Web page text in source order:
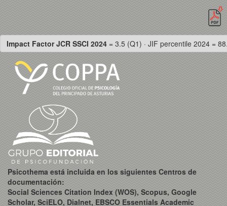
Impact Factor JCR SSCI 2024 = 3.5 (Q1) · JIF percentile 2024 =
Psicothema está incluida en los siguientes Centros de
documentación:
Social Sciences Citation Index (WOS), Scopus, Google
Scholar, SciELO, Dialnet, EBSCO Essentials Academic